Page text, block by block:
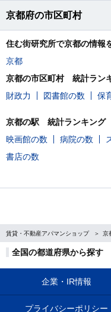
京都府の市区町村
住む街研究所で京都の情報
京都
京都の市区町村 統計ラン
財政力
図書館の数 保
京都の駅 統計ランキング
映画館の数
病院の数
書店の数
賃貸・不動産アパマンショップ 京
全国の都道府県から探す
企業・IR情報
プライバシーポリシー